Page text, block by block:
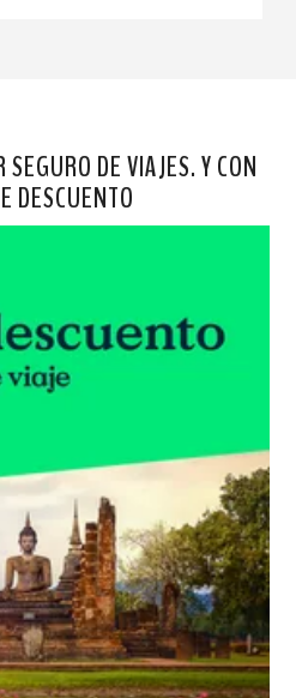
DE VIAJES. Y CON
DESCUENTO